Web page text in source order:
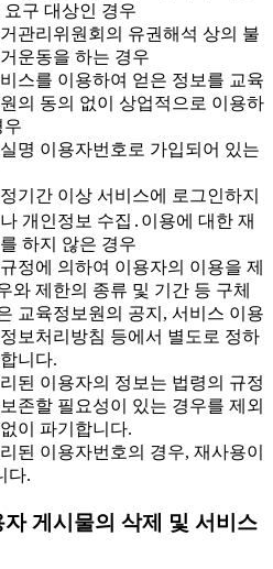
요구 대상인 경우
관리위원회의 유권해석 상의 불
운동을 하는 경우
스를 이용하여 얻은 정보를 교육
의 동의 없이 상업적으로 이용하
우
명 이용자번호로 가입되어 있는
기간 이상 서비스에 로그인하지
개인정보 수집․이용에 대한 재
하지 않은 경우
정에 의하여 이용자의 이용을 제
와 제한의 종류 및 기간 등 구체
교육정보원의 공지, 서비스 이용
보처리방침 등에서 별도로 정하
니다.
된 이용자의 정보는 법령의 규정
존할 필요성이 있는 경우를 제외
이 파기합니다.
된 이용자번호의 경우, 재사용이
다.
게시물의 삭제 및 서비스